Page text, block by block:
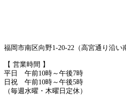
福岡市南区向野1-20-22（高宮通り沿い
【 営業時間 】
平日 午前10時～午後7時
日祝 午前10時～午後5時
（毎週水曜・木曜日定休）